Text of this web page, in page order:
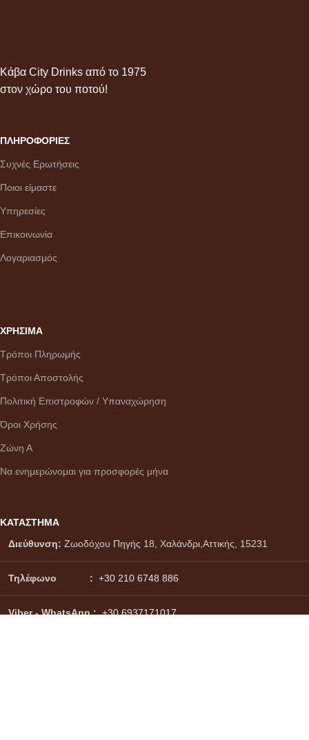
Κάβα City Drinks από το 1975
στον χώρο του ποτού!
ΠΛΗΡΟΦΟΡΙΕΣ
Συχνές Ερωτήσεις
Ποιοι είμαστε
Υπηρεσίες
Επικοινωνία
Λογαριασμός
ΧΡΗΣΙΜΑ
Τρόποι Πληρωμής
Τρόποι Αποστολής
Πολιτική Επιστροφών / Υπαναχώρηση
Όροι Χρήσης
Ζώνη Α
Να ενημερώνομαι για προσφορές μήνα
ΚΑΤΑΣΤΗΜΑ
Διεύθυνση: Ζωοδόχου Πηγής 18, Χαλάνδρι,Αττικής, 15231
Τηλέφωνο : +30 210 6748 886
Viber - WhatsApp: +30 6937171017